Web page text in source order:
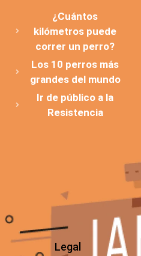
¿Cuántos
kilómetros puede
correr un perro?
Los 10 perros más
grandes del mundo
Ir de público a la
Resistencia
Legal